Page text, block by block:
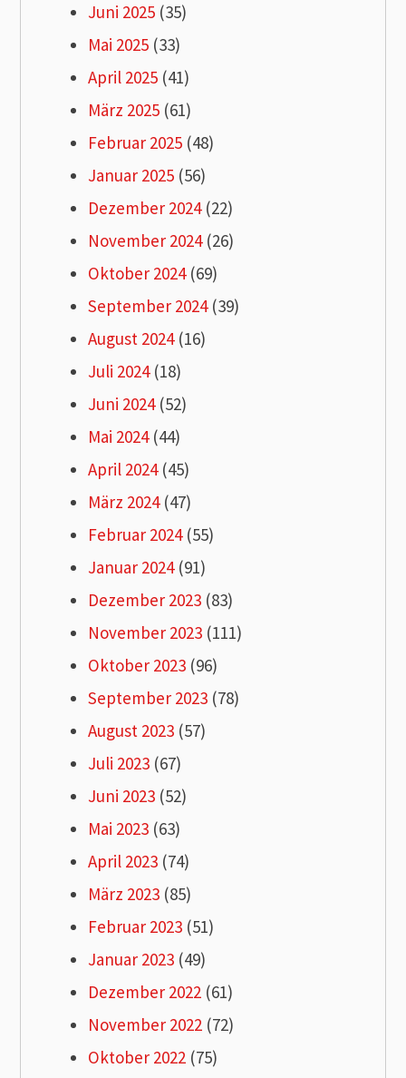
Juni 2025 (35)
Mai 2025 (33)
April 2025 (41)
März 2025 (61)
Februar 2025 (48)
Januar 2025 (56)
Dezember 2024(22)
November 2024(26)
Oktober 2024(69)
September 2024(39)
August 2024(16)
Juli 2024(18)
Juni 2024(52)
Mai 2024(44)
April 2024(45)
März 2024(47)
Februar 2024(55)
Januar 2024(91)
Dezember 2023 (83)
November 2023 (111)
Oktober 2023 (96)
September 2023 (78)
August 2023 (57)
Juli 2023 (67)
Juni 2023 (52)
Mai 2023 (63)
April 2023 (74)
März 2023 (85)
Februar 2023 (51)
Januar 2023 (49)
Dezember 2022 (61)
November 2022 (72)
Oktober 2022 (75)